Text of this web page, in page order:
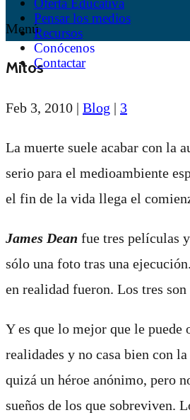
Pensar los medios
Recursos
Conócenos
Contactar
Menú
Mitos
Feb 3, 2010 | Blog | 3
La muerte suele acabar con la
serio para el medioambiente
el fin de la vida llega el
James Dean fue tres películas
sólo una foto tras una
en realidad fueron. Los tres son
Y es que lo mejor que le puede
realidades y no casa bien con
quizá un héroe anónimo, pero
sueños de los que sobreviven.